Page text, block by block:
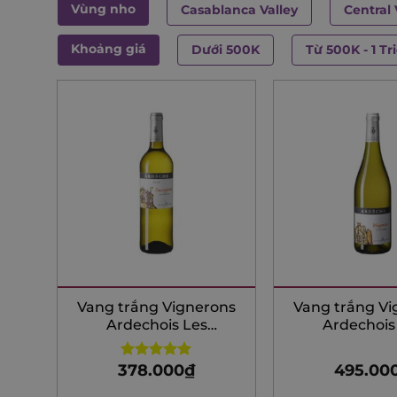
Vùng nho Casablanca Valley Central
Khoảng giá Dưới 500K Từ 500K - 1
Vang trắng Vignerons
Ardechois Les
Classiques Sauvignon
Blanc
Rated5.00
378.000₫
Vang trắng
Ardechois
Classiques